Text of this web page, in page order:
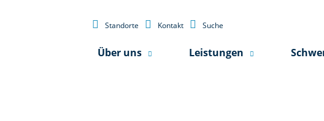
 Standorte  Kontakt  Suche
Über uns Leistungen